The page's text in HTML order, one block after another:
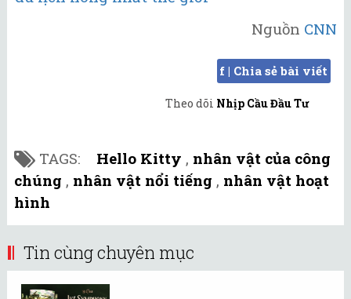
Nguồn CNN
f | Chia sẻ bài viết
Theo dõi Nhịp Cầu Đầu Tư
TAGS: Hello Kitty , nhân vật của công
chúng , nhân vật nổi tiếng , nhân vật hoạt
hình
Tin cùng chuyên mục